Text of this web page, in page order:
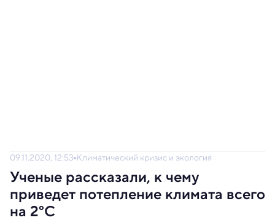
09.11.2020, 12:53 Климатический кризис и экология
Ученые рассказали, к чему
приведет потепление климата всего
на 2°C